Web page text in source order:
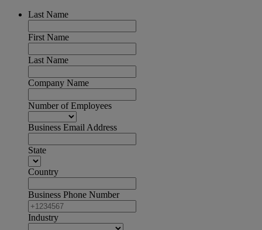
Last Name
First Name
Last Name
Company Name
Number of Employees
Business Email Address
State
Country
Business Phone Number
Industry